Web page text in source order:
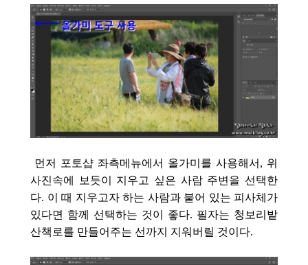
먼저 포토샵 좌측메뉴에서 올가미를 사용해서, 위
사진속에 보듯이 지우고 싶은 사람 주변을 선택한
다. 이 때 지우고자 하는 사람과 붙어 있는 피사체가
있다면 함께 선택하는 것이 좋다. 필자는 청보리밭
산책로를 만들어주는 선까지 지워버릴 것이다.